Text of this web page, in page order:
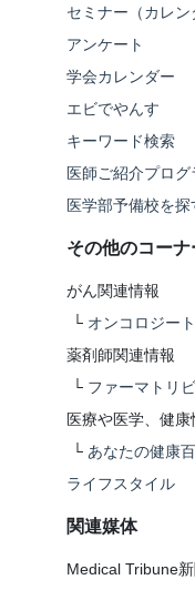
セミナー（カレン
アンケート
学会カレンダー
エビでやんす
キーワード検索
医師ご紹介プログ
医学部予備校を探
その他のコーナ
がん関連情報
└ オンコロジー
薬剤師関連情報
└ ファーマトリ
医療や医学、健
└ あなたの健康
ライフスタイル
関連媒体
Medical Tribune